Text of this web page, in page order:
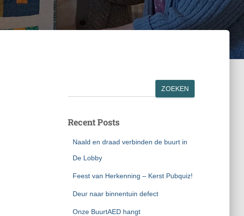
ZOEKEN
Recent Posts
Naald en draad verbinden de buurt in
De Lobby
Feest van Herkenning – Kerst Pubquiz!
Deur naar binnentuin defect
Onze BuurtAED hangt